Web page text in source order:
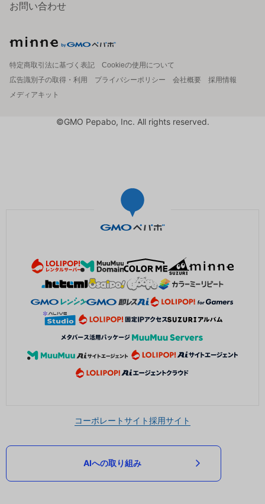
お問い合わせ
特定商取引法に基づく表記
Cookieの使用について
広告識別子の取得・利用
プライバシーポリシー 会社概要
採用情報
メディアキット
©GMO Pepabo, Inc. All rights reserved.
コーポレートサイト採用サイト
AIへの取り組み